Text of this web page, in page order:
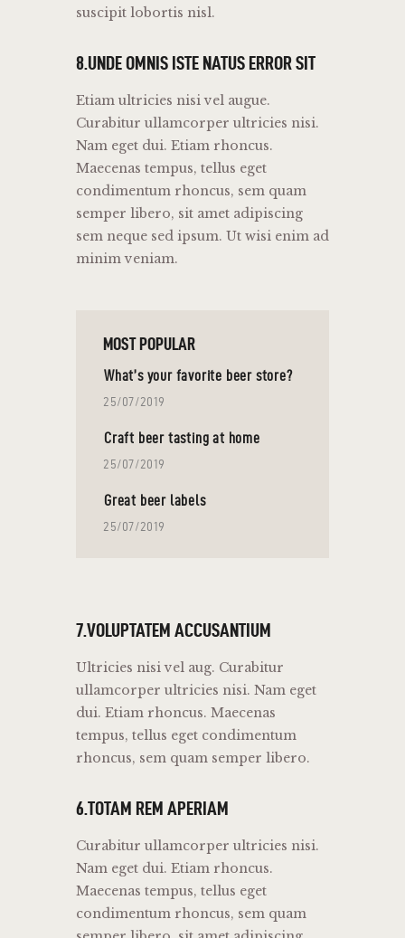
suscipit lobortis nisl.
8.UNDE OMNIS ISTE NATUS ERROR SIT
Etiam ultricies nisi vel augue.
Curabitur ullamcorper ultricies nisi.
Nam eget dui. Etiam rhoncus.
Maecenas tempus, tellus eget
condimentum rhoncus, sem quam
semper libero, sit amet adipiscing
sem neque sed ipsum. Ut wisi enim ad
minim veniam.
MOST POPULAR
What’s your favorite beer store?
25/07/2019
Craft beer tasting at home
25/07/2019
Great beer labels
25/07/2019
7.VOLUPTATEM ACCUSANTIUM
Ultricies nisi vel aug. Curabitur
ullamcorper ultricies nisi. Nam eget
dui. Etiam rhoncus. Maecenas
tempus, tellus eget condimentum
rhoncus, sem quam semper libero.
6.TOTAM REM APERIAM
Curabitur ullamcorper ultricies nisi.
Nam eget dui. Etiam rhoncus.
Maecenas tempus, tellus eget
condimentum rhoncus, sem quam